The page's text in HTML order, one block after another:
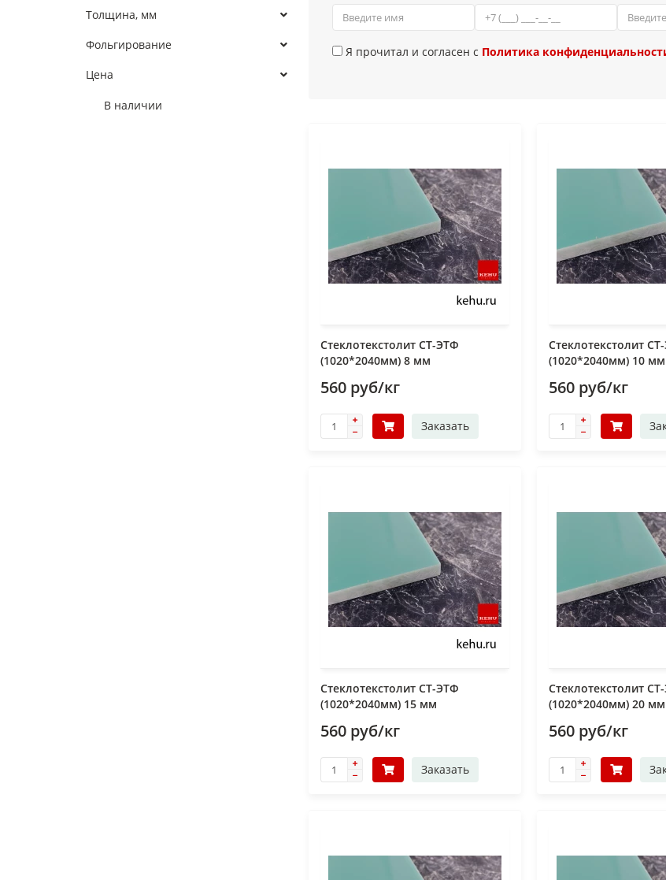
Толщина, мм
Фольгирование
Цена
В наличии
Я прочитал и согласен с Политика
Стеклотекстолит СТ-ЭТФ
(1020*2040мм) 8 мм
560 руб/кг
Заказать
Стеклотекстолит
(1020*2040мм) 10 мм
560 руб/кг
Стеклотекстолит СТ-ЭТФ
(1020*2040мм) 15 мм
560 руб/кг
Заказать
Стеклотекстолит
(1020*2040мм) 20 мм
560 руб/кг